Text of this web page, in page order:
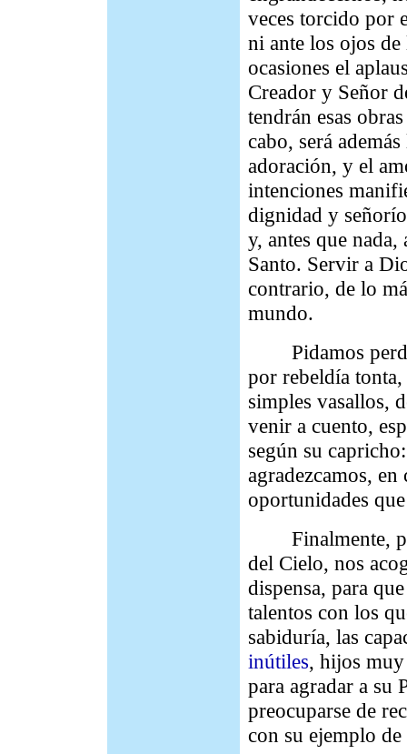
veces torcido por
ni ante los ojos de
ocasiones el
Creador y Señor
tendrán esas
cabo, será
adoración, y el
intenciones
dignidad y
y, antes que
Santo. Servir a
contrario, de lo
mundo.
Pidamos
por rebeldía
simples vasallos,
venir a cuento,
según su
agradezcamos,
oportunidades
Finalmente,
del Cielo, nos
dispensa, para
talentos con los
sabiduría, las
inútiles, hijos
para agradar a su
preocuparse de
con su ejemplo de